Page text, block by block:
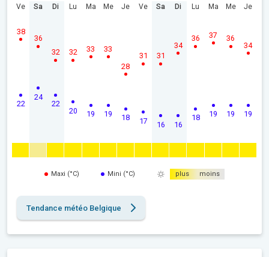
Ve
22
38
Sa
24
36
Di
22
32
Lu
20
32
Ma
19
33
Me
19
33
Je
18
28
Ve
17
31
Sa
16
31
Di
16
34
Lu
18
36
Ma
19
37
Me
19
36
Je
19
34
Maxi (°C) Mini (°C) plus moins
Tendance météo Belgique